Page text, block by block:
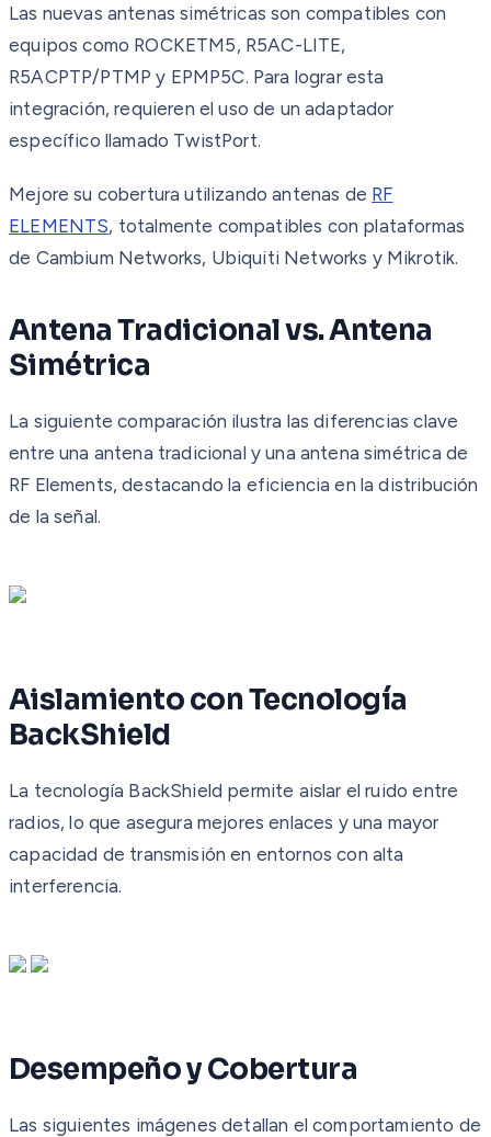
Las nuevas antenas simétricas son compatibles con
equipos como ROCKETM5, R5AC-LITE,
R5ACPTP/PTMP y EPMP5C. Para lograr esta
integración, requieren el uso de un adaptador
específico llamado TwistPort.
Mejore su cobertura utilizando antenas de RF
ELEMENTS, totalmente compatibles con plataformas
de Cambium Networks, Ubiquiti Networks y Mikrotik.
Antena Tradicional vs. Antena
Simétrica
La siguiente comparación ilustra las diferencias clave
entre una antena tradicional y una antena simétrica de
RF Elements, destacando la eficiencia en la distribución
de la señal.
Aislamiento con Tecnología
BackShield
La tecnología BackShield permite aislar el ruido entre
radios, lo que asegura mejores enlaces y una mayor
capacidad de transmisión en entornos con alta
interferencia.
Desempeño y Cobertura
Las siguientes imágenes detallan el comportamiento de